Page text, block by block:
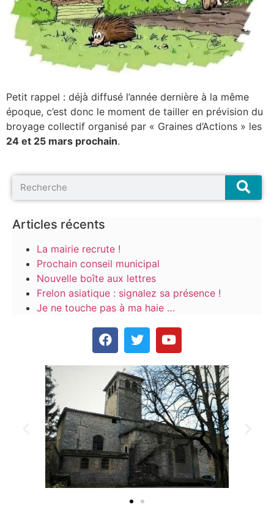
Petit rappel : déjà diffusé l’année dernière à la même
époque, c’est donc le moment de tailler en prévision du
broyage collectif organisé par « Graines d’Actions » les
24 et 25 mars prochain.
Articles récents
La mairie recrute !
Prochain conseil municipal
Nouvelle boîte aux lettres
Frelon asiatique : signalez sa présence !
Je ne touche pas à ma haie …